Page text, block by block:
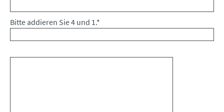
Bitte addieren Sie 4 und 1.*